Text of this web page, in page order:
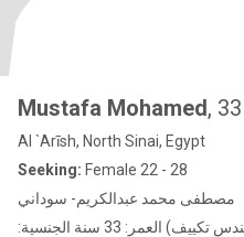
Mustafa Mohamed, 33
Al `Arīsh, North Sinai, Egypt
Seeking: Female 22 - 28
مصطفى محمد عبدالكريم- سوداني
الاسم: مصطفى محمد عبدالكريم(مهندس تكييف) العمر: 33 سنة الجنسية: